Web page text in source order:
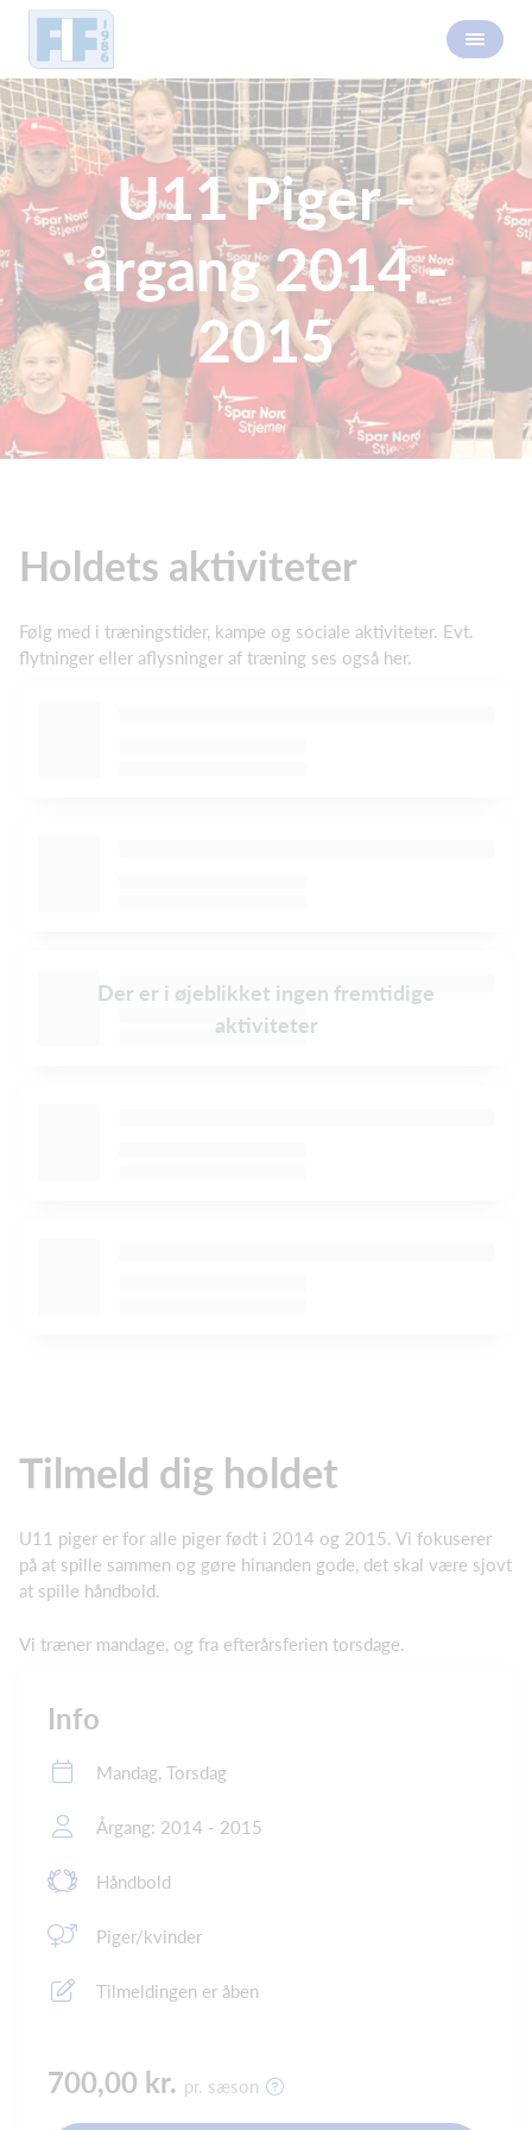
U11 Piger -
årgang 2014 -
2015
Holdets aktiviteter
Følg med i træningstider, kampe og sociale aktiviteter. Evt.
flytninger eller aflysninger af træning ses også her.
Der er i øjeblikket ingen fremtidige
aktiviteter
Tilmeld dig holdet
U11 piger er for alle piger født i 2014 og 2015. Vi fokuserer
på at spille sammen og gøre hinanden gode, det skal være sjovt
at spille håndbold.
Vi træner mandage, og fra efterårsferien torsdage.
Info
Mandag, Torsdag
Årgang: 2014 - 2015
Håndbold
Piger/kvinder
Tilmeldingen er åben
700,00 kr. pr. sæson